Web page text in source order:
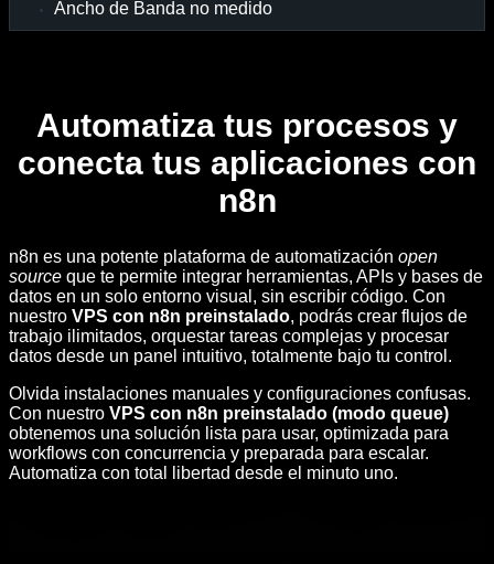
Ancho de Banda no medido
Automatiza tus procesos y
conecta tus aplicaciones con
n8n
n8n es una potente plataforma de automatización open
source que te permite integrar herramientas, APIs y bases de
datos en un solo entorno visual, sin escribir código. Con
nuestro VPS con n8n preinstalado, podrás crear flujos de
trabajo ilimitados, orquestar tareas complejas y procesar
datos desde un panel intuitivo, totalmente bajo tu control.
Olvida instalaciones manuales y configuraciones confusas.
Con nuestro VPS con n8n preinstalado (modo queue)
obtenemos una solución lista para usar, optimizada para
workflows con concurrencia y preparada para escalar.
Automatiza con total libertad desde el minuto uno.